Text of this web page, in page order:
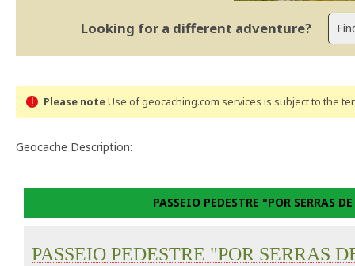
Looking for a different adventure?
Please noteUse of geocaching.com services is subject to the
Geocache Description:
PASSEIO PEDESTRE "POR SERRAS
PASSEIO PEDESTRE "POR SERRAS